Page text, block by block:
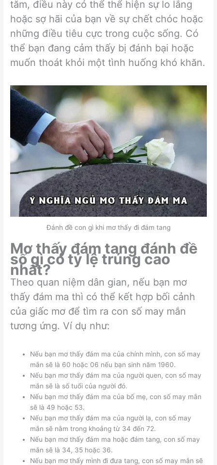
tăm, điều này có thể thể hiện sự lo lắng
hoặc sợ hãi của bạn về sự chết chóc hoặc
những điều tiêu cực trong cuộc sống. Có
thể bạn đang cảm thấy bị đánh bại hoặc
muốn thoát khỏi một tình huống khó khăn.
Đánh đề con gì khi mơ thấy đi đám tang
Mơ thấy đám tang đánh đề
số gì có tỷ lệ trúng cao
nhất?
Theo quan niệm dân gian, nếu bạn mơ
thấy đám ma thì có thể kết hợp bối cảnh
của giấc mơ để tìm ra con số may mắn
tương ứng. Ví dụ như:
Nếu bạn mơ thấy đám ma của chính mình, con số may
mắn sẽ là 60 hoặc 06 nếu bạn sinh năm 1960.
Nếu bạn mơ thấy đám ma của người quen, con số may
mắn sẽ là số tuổi của người đó.
Nếu bạn mơ thấy đám ma của bố mẹ, con số may mắn
sẽ là 49 hoặc 53.
Nếu bạn mơ thấy đám ma của người lạ, con số may
mắn sẽ nằm trong khoảng từ 34 đến 72.
Nếu bạn mơ thấy đám ma hoặc đám tang, con số may
mắn sẽ là 34, 35 hoặc 36.
Nếu bạn mơ thấy mình đi đưa tang, con số may mắn sẽ